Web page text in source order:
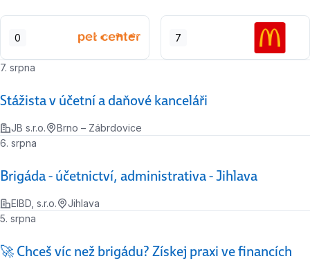
0 7
Stážista v účetní a daňové kanceláři
7. srpna
JB s.r.o. Brno – Zábrdovice
Brigáda - účetnictví, administrativa - Jihlava
6. srpna
EIBD, s.r.o. Jihlava
🚀 Chceš víc než brigádu? Získej praxi ve financích
5. srpna